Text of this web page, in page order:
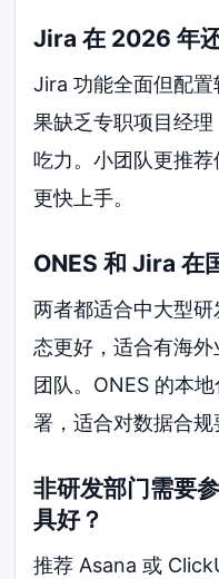
Jira 在 2026 年
Jira 功能全面但配
果缺乏专职项目经
吃力。小团队更推
更快上手。
ONES 和 Jira 在
两者都适合中大型
态更好，适合有海
团队。ONES 的本
署，适合对数据合规
非研发部门需要
具好？
推荐 Asana 或